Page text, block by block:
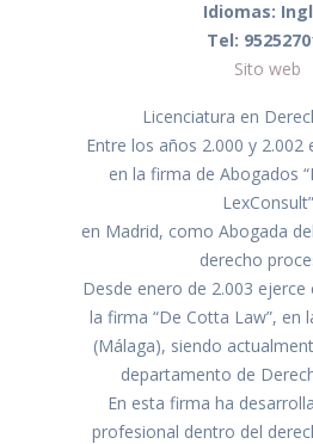
Idiomas:
Tel:
Sito web
Licenciatura en
Entre los años 2.000 y
en la firma de Abogados
LexConsult”
en Madrid, como Abogada
derecho
Desde enero de 2.003
la firma “De Cotta Law”, en
(Málaga), siendo
departamento de
En esta firma ha
profesional dentro del